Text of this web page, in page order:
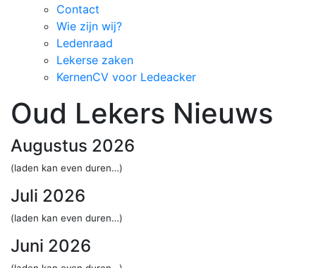
Contact
Wie zijn wij?
Ledenraad
Lekerse zaken
KernenCV voor Ledeacker
Oud Lekers Nieuws
Augustus 2026
(laden kan even duren…)
Juli 2026
(laden kan even duren…)
Juni 2026